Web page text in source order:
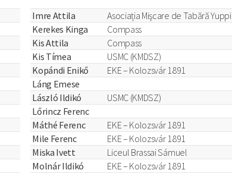
Imre Attila
Asociația Mişcare de Tabără Yuppi
Kerekes Kinga
Compass
Kis Attila
Compass
Kis Tímea
USMC (KMDSZ)
Kopándi Enikő
EKE – Kolozsvár 1891
Láng Emese
László Ildikó
USMC (KMDSZ)
Lőrincz Ferenc
Máthé Ferenc
EKE – Kolozsvár 1891
Mile Ferenc
EKE – Kolozsvár 1891
Miska Ivett
Liceul Brassai Sámuel
Molnár Ildikó
EKE – Kolozsvár 1891